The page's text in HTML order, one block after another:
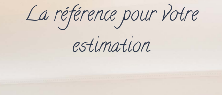
La référence pour votre
estimation